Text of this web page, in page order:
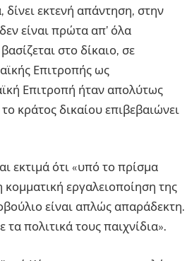
εκτενή απάντηση, στην
είναι πρώτα απ’ όλα
στο δίκαιο, σε
Επιτροπής ως
Επιτροπή ήταν απολύτως
κράτος δικαίου επιβεβαιώνει
εκτιμά ότι «υπό το πρίσμα
εργαλειοποίηση της
είναι απλώς απαράδεκτη.
πολιτικά τους παιχνίδια».